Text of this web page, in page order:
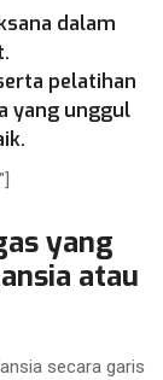
dalam
pelatihan
yang unggul
yang
atau
secara garis